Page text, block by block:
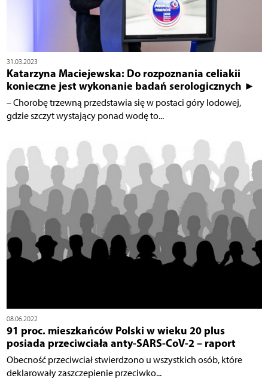
31.03.2023
Katarzyna Maciejewska: Do rozpoznania celiakii
konieczne jest wykonanie badań serologicznych ►
– Chorobę trzewną przedstawia się w postaci góry lodowej,
gdzie szczyt wystający ponad wodę to...
08.06.2022
91 proc. mieszkańców Polski w wieku 20 plus
posiada przeciwciała anty-SARS-CoV-2 – raport
Obecność przeciwciał stwierdzono u wszystkich osób, które
deklarowały zaszczepienie przeciwko...